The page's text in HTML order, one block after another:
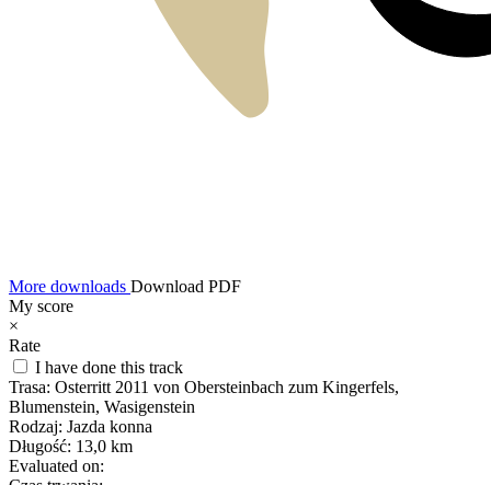
More downloads Download PDF
My score
×
Rate
I have done this track
Trasa: Osterritt 2011 von Obersteinbach zum Kingerfels,
Blumenstein, Wasigenstein
Rodzaj: Jazda konna
Długość: 13,0 km
Evaluated on: